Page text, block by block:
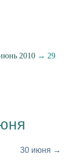
2010 → 29
30 июня →